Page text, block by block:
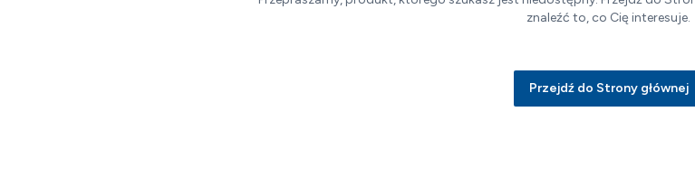
znaleźć to, co Cię interesuje.
Przejdź do Strony głównej